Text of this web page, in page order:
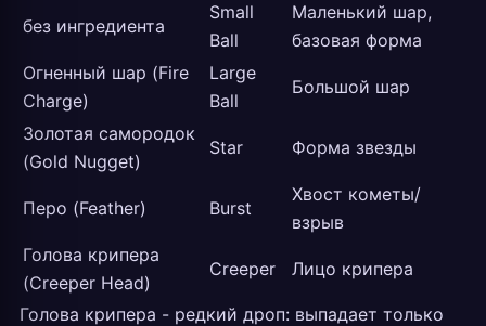
без ингредиента
Small
Ball
Маленький шар,
базовая форма
Огненный шар (Fire
Charge)
Large
Ball
Большой шар
Золотая самородок
(Gold Nugget)
Star Форма звезды
Перо (Feather) Burst
Хвост кометы/
взрыв
Голова крипера
(Creeper Head)
Creeper Лицо крипера
Голова крипера - редкий дроп: выпадает только